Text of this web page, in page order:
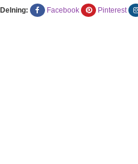
Delning: Facebook Pinterest